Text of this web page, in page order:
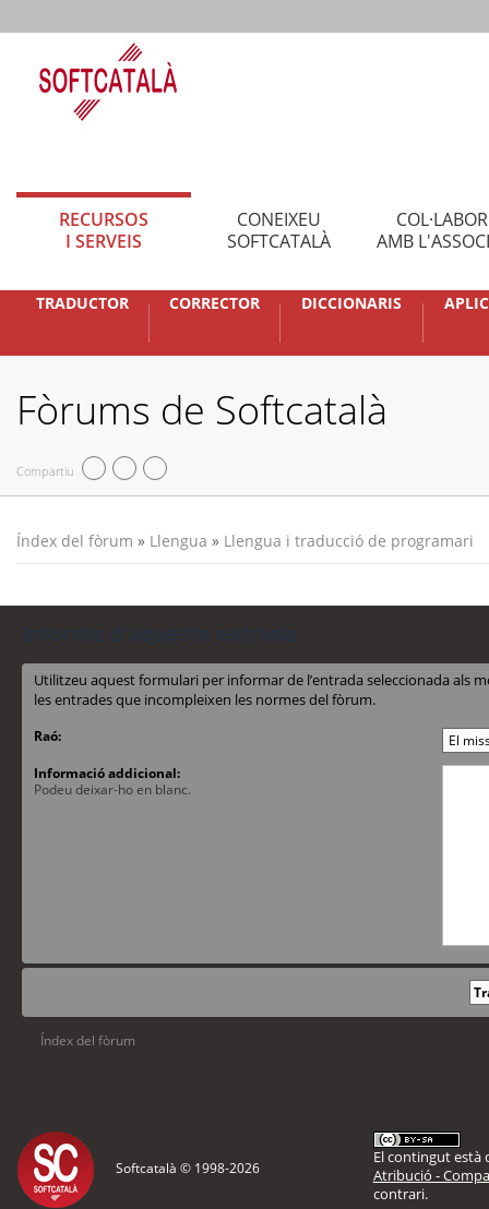
RECURSOS
I SERVEIS
CONEIXEU
SOFTCATALÀ
AMB
TRADUCTOR CORRECTOR DICCIONARIS
Fòrums de Softcatalà
Compartiu
Índex del fòrum » Llengua » Llengua i traducció de programari
Utilitzeu aquest formulari per informar de l’entrada seleccionada als
les entrades que incompleixen les normes del fòrum.
Raó:
Informació addicional:
Podeu deixar-ho en blanc.
Índex del fòrum
Softcatalà © 1998-2026
El contingut està
Atribució -
contrari.